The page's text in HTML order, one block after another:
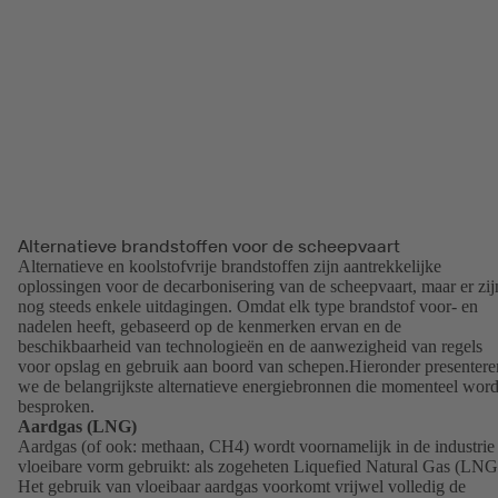
Alternatieve brandstoffen voor de scheepvaart
Alternatieve en koolstofvrije brandstoffen zijn aantrekkelijke
oplossingen voor de decarbonisering van de scheepvaart, maar er
nog steeds enkele uitdagingen. Omdat elk type brandstof voor- en
nadelen heeft, gebaseerd op de kenmerken ervan en de
beschikbaarheid van technologieën en de aanwezigheid van regels
voor opslag en gebruik aan boord van schepen.Hieronder
we de belangrijkste alternatieve energiebronnen die momenteel
besproken.
Aardgas (LNG)
Aardgas (of ook: methaan, CH4) wordt voornamelijk in de
vloeibare vorm gebruikt: als zogeheten Liquefied Natural Gas
Het gebruik van vloeibaar aardgas voorkomt vrijwel volledig de